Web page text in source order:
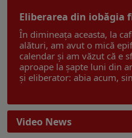
Eliberarea din iobăgia
În dimineața aceasta, la
alături, am avut o mică
calendar și am văzut că e
aproape la șapte luni din
și eliberator: abia acum,
Video News